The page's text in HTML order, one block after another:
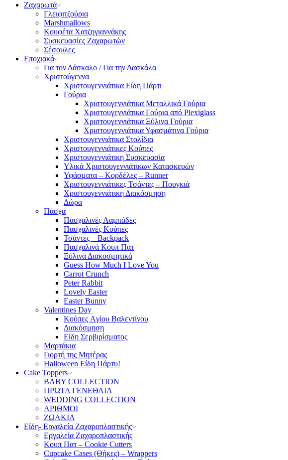
Ζαχαρωτά
Γλειφιτζούρια
Marshmallows
Κουφέτα Χατζηγιαννάκης
Συσκευασίες Ζαχαρωτών
Σέσουλες
Εποχιακά
Για τον Δάσκαλο / Για την Δασκάλα
Χριστούγεννα
Χριστουγεννιάτικα Είδη Πάρτι
Γούρια
Χριστουγεννιάτικα Μεταλλικά Γούρια
Χριστουγεννιάτικα Γούρια από Plexiglass
Χριστουγεννιάτικα Ξύλινα Γούρια
Χριστουγεννιάτικα Υφασμάτινα Γούρια
Χριστουγεννιάτικα Στολίδια
Χριστουγεννιάτικες Κούπες
Χριστουγεννιάτικη Συσκευασία
Υλικά Χριστουγεννιάτικων Κατασκευών
Υφάσματα – Κορδέλες – Runner
Χριστουγεννιάτικες Τσάντες – Πουγκιά
Χριστουγεννιάτικη Διακόσμηση
Δώρα
Πάσχα
Πασχαλινές Λαμπάδες
Πασχαλινές Κούπες
Τσάντες – Backpack
Πασχαλινά Κουπ Πατ
Ξύλινα Διακοσμητικά
Guess How Much I Love You
Carrot Crunch
Peter Rabbit
Lovely Easter
Easter Bunny
Valentines Day
Κούπες Aγίου Βαλεντίνου
Διακόσμηση
Είδη Σερβιρίσματος
Μαρτάκια
Γιορτή της Μητέρας
Halloween Είδη Πάρτυ!
Cake Toppers
BABY COLLECTION
ΠΡΩΤΑ ΓΕΝΕΘΛΙΑ
WEDDING COLLECTION
ΑΡΙΘΜΟΙ
ΖΩΑΚΙΑ
Είδη- Εργαλεία Ζαχαροπλαστικής
Εργαλεία Ζαχαροπλαστικής
Κουπ Πατ – Cookie Cutters
Cupcake Cases (Θήκες) – Wrappers